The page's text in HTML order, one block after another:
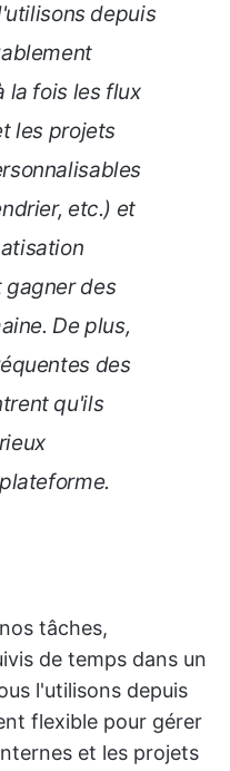
depuis
la fois les flux
les projets
etc.) et
gagner des
De plus,
des
qu'ils
tâches,
de temps dans un
l'utilisons depuis
flexible pour gérer
et les projets